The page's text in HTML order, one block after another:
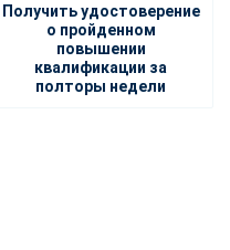
Получить удостоверение
о пройденном
повышении
квалификации за
полторы недели